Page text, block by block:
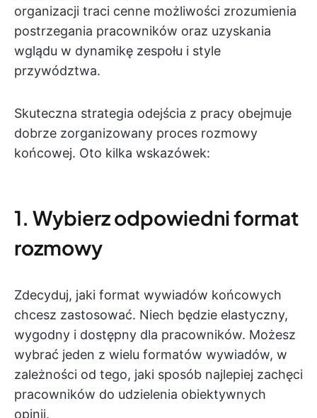
organizacji traci cenne możliwości zrozumienia
postrzegania pracowników oraz uzyskania
wglądu w dynamikę zespołu i style
przywództwa.
Skuteczna strategia odejścia z pracy obejmuje
dobrze zorganizowany proces rozmowy
końcowej. Oto kilka wskazówek:
1. Wybierz odpowiedni format
rozmowy
Zdecyduj, jaki format wywiadów końcowych
chcesz zastosować. Niech będzie elastyczny,
wygodny i dostępny dla pracowników. Możesz
wybrać jeden z wielu formatów wywiadów, w
zależności od tego, jaki sposób najlepiej zachęci
pracowników do udzielenia obiektywnych
opinii.